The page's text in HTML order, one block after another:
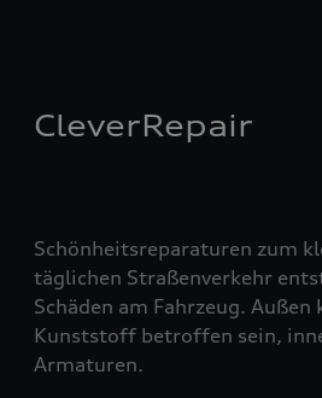
CleverRepair
Schönheitsreparaturen zum
täglichen Straßenverkehr
Schäden am Fahrzeug. Außen
Kunststoff betroffen sein,
Armaturen.